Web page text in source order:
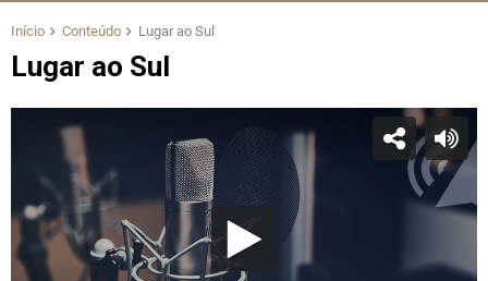
Início Conteúdo Lugar ao Sul
Lugar ao Sul